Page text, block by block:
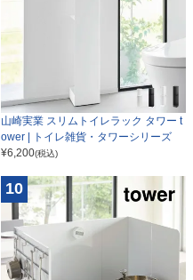
山崎実業 スリムトイレラック タワー t
ower | トイレ雑貨・タワーシリーズ
¥6,200(税込)
10